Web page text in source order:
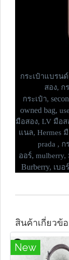
กระเป๋าแบรน
สอง, ก
กระเป๋า,
owned bag,
มือสอง, LV มือส
แนล, Hermes
prada , ก
ออร์,
Burberry, เบอ
สินค้าเกี่ยวข้
New